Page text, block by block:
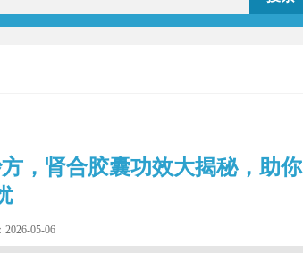
，肾合胶囊功效大揭秘，助你
05-06